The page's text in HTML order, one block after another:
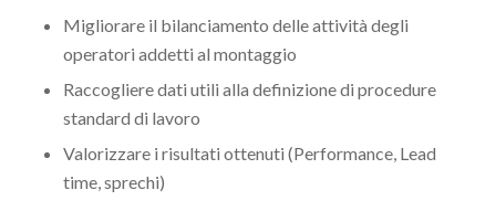
Migliorare il bilanciamento delle attività degli
operatori addetti al montaggio
Raccogliere dati utili alla definizione di procedure
standard di lavoro
Valorizzare i risultati ottenuti (Performance, Lead
time, sprechi)